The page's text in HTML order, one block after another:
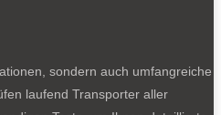
sondern auch umfangreiche
laufend Transporter aller